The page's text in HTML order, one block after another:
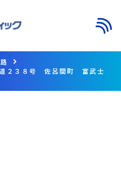
２３８号 佐呂間町 富武士